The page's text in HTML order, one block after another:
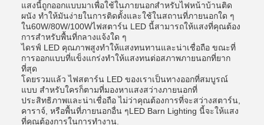
แสงนี้ถูกออกแบบมาเพื่อใช้ในภายนอกสําหรับไฟหน้าบ้านติด
ผนัง ทําให้มันง่ายในการติดตั้งและใช้ในสถานที่ภายนอกใด ๆ
ใน60W/80W/100Wไฟสตาร์น LED นี้สามารถให้แสงที่คุณต้อง
การสําหรับพื้นที่กลางแจ้งใด ๆ
ไดรฟ์ LED คุณภาพสูงทําให้แสงทนทานและน่าเชื่อถือ ขณะที่
การออกแบบที่แข็งแกร่งทําให้แสงทนต่อสภาพภายนอกที่ยาก
ที่สุด
โดยรวมแล้ว ไฟสตาร์น LED ของเราเป็นทางออกที่สมบูรณ์
แบบ สําหรับใครก็ตามที่มองหาแสงสว่างภายนอกที่
ประสิทธิภาพและน่าเชื่อถือ ไม่ว่าคุณต้องการที่จะสว่างสตาร์น,
คาราจ์, หรือพื้นที่ภายนอกอื่น ๆLED Barn Lighting นี้จะให้แสง
ที่คุณต้องการในการทํางาน.